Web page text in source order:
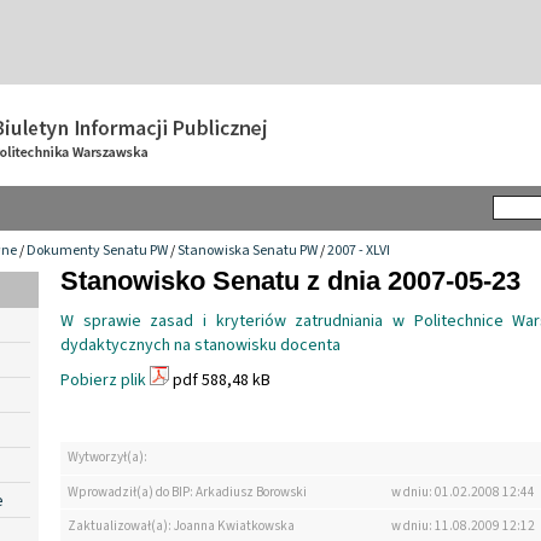
/Dokumenty Senatu PW/Stanowiska Senatu PW/2007 - XLVI
Stanowisko Senatu z dnia 2007-05-23
W sprawie zasad i kryteriów zatrudniania w Politechnice
dydaktycznych na stanowisku docenta
Pobierz plik
pdf 588,48 kB
Wytworzył(a):
Wprowadził(a) do BIP: Arkadiusz Borowski
w dniu: 01.02.2008 12:44
Zaktualizował(a): Joanna Kwiatkowska
w dniu: 11.08.2009 12:12